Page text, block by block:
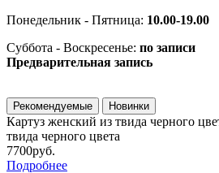
Понедельник - Пятница: 10.00-19.00
Суббота - Воскресенье: по записи
Предварительная запись
Рекомендуемые Новинки
Картуз женский из твида черного
твида черного цвета
7700руб.
Подробнее